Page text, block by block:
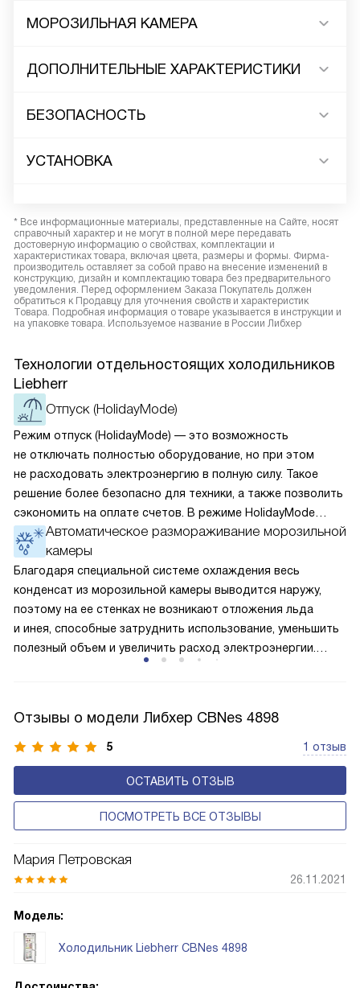
МОРОЗИЛЬНАЯ КАМЕРА
ДОПОЛНИТЕЛЬНЫЕ ХАРАКТЕРИСТИКИ
БЕЗОПАСНОСТЬ
УСТАНОВКА
* Все информационные материалы, представленные на Сайте, носят
справочный характер и не могут в полной мере передавать
достоверную информацию о свойствах, комплектации и
характеристиках товара, включая цвета, размеры и формы. Фирма-
производитель оставляет за собой право на внесение изменений в
конструкцию, дизайн и комплектацию товара без предварительного
уведомления. Перед оформлением Заказа Покупатель должен
обратиться к Продавцу для уточнения свойств и характеристик
Товара. Подробная информация о товаре указывается в инструкции и
на упаковке товара. Используемое название в России Либхер
Технологии отдельностоящих холодильников
Liebherr
Отпуск (HolidayMode)
Режим отпуск (HolidayMode) — это возможность
не отключать полностью оборудование, но при этом
не расходовать электроэнергию в полную силу. Такое
решение более безопасно для техники, а также позволить
сэкономить на оплате счетов. В режиме HolidayMode
вентилятор и суперохлаждение не работают, а в камере
устанавливается температура в районе +15 градусов. Это
позволяет сохранить продукты на определённое время
и избежать появление неприятных запахов.
Автоматическое размораживание морозильной
камеры
Благодаря специальной системе охлаждения весь
конденсат из морозильной камеры выводится наружу,
поэтому на ее стенках не возникают отложения льда
и инея, способные затруднить использование, уменьшить
полезный объем и увеличить расход электроэнергии.
Отзывы о модели Либхер CBNes 4898
5 1 отзыв
ОСТАВИТЬ ОТЗЫВ
ПОСМОТРЕТЬ ВСЕ ОТЗЫВЫ
Мария Петровская
26.11.2021
Модель:
Холодильник Liebherr CBNes 4898